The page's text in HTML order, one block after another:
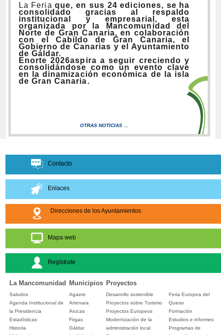
La Feriaque, en sus 24 ediciones, se ha
consolidado gracias al
respaldo
institucional y empresarial,esta
organizada por la Mancomunidad del
Norte de Gran Canaria, en colaboración
con el Cabildo de Gran Canaria, el
Gobierno de Canarias y el Ayuntamiento
de Gáldar.
Enorte 2026aspira a seguir creciendo y
consolidándose como un evento clave
en la dinamización económica de la isla
de Gran Canaria.
OTRAS NOTICIAS ...
Contacto
Enlaces
Direcciones de los Ayuntamientos
Mapa web
Regístrate
La Mancomunidad Municipios Proyectos
Saludos
Agenda Institucional de
la Presidencia
Estadísticas
Historia
Agaete
Artenara
Arucas
Firgas
Gáldar
Desarrollo sostenible
Proyectos sobre Turismo
Proyectos Europeos
Modernización de la
administración local
Feria Europea del
Queso
Formación
Estudios e informes
Programas de